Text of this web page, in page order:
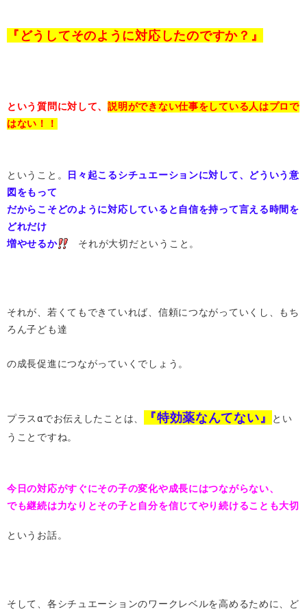
『どうしてそのように対応したのですか？』
という質問に対して、説明ができない仕事をしている人はプロで
はない！！
ということ。
日々起こるシチュエーションに対して、どういう意
図をもって
だからこそどのように対応していると自信を持って言える時間を
どれだけ
増やせるか
それが大切だということ。
それが、若くてもできていれば、信頼につながっていくし、もち
ろん子ども達
の成長促進につながっていくでしょう。
プラスαでお伝えしたことは、 『特効薬なんてない』
とい
うこと ですね。
今日の対応がすぐにその子の変化や成長にはつながらない、
でも継続は力なりとその子と自分を信じてやり続けることも大切
というお話。
そして、各シチュエーションのワークレベルを高めるために、ど